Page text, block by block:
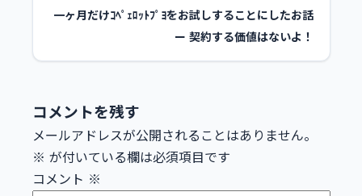
一ヶ月だけｺﾍﾟｪﾛｯﾄﾌﾟﾖをお試しすることにしたお話
ー 契約する価値はないよ！
コメントを残す
メールアドレスが公開されることはありません。
※ が付いている欄は必須項目です
コメント ※